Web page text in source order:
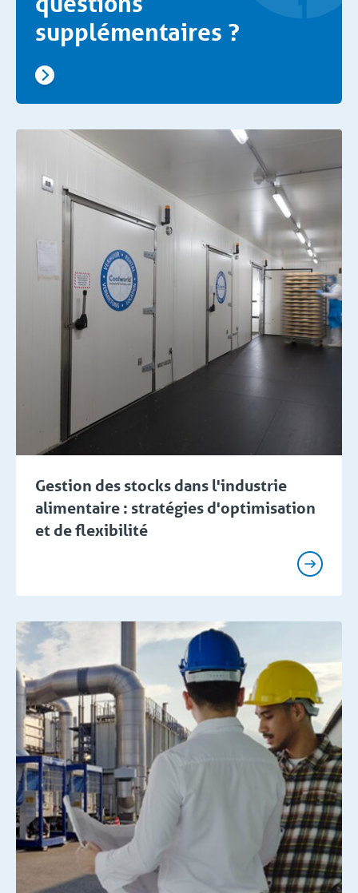
supplémentaires ?
Gestion des stocks dans l'industrie
alimentaire : stratégies d'optimisation
et de flexibilité